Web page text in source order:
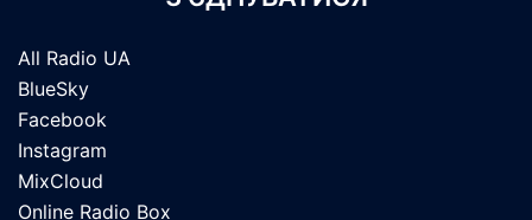
All Radio UA
BlueSky
Facebook
Instagram
MixCloud
Online Radio Box